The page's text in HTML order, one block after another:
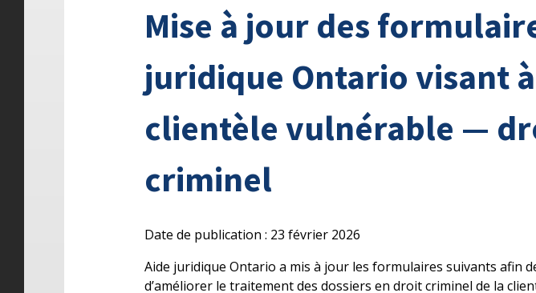
Mise à jour des
juridique Ontario visant
clientèle vulnérable —
criminel
Date de publication : 23 février 2026
Aide juridique Ontario a mis à jour les formulaires suivants afin
d’améliorer le traitement des dossiers en droit criminel de la